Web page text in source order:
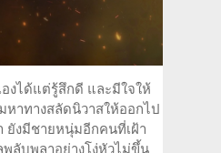
ด้แต่รู้สึกดี และมีใจให้
หาทางสลัดนิวาสให้ออกไป
ยังมีชายหนุ่มอีกคนที่เฝ้า
พลับพลาอย่างโง่หัวไม่ขึ้น